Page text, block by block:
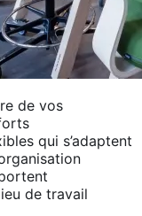
de vos
qui s’adaptent
de travail